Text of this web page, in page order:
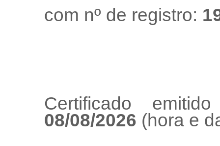
com nº de registro:
Certificado
08/08/2026 (hora e